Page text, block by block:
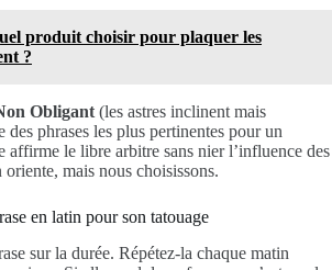
produit choisir pour plaquer les
?
Obligant(les astres inclinent mais
des phrases les plus pertinentes pour un
affirme le libre arbitre sans nier l’influence des
mais nous choisissons.
en latin pour son tatouage
sur la durée. Répétez-la chaque matin